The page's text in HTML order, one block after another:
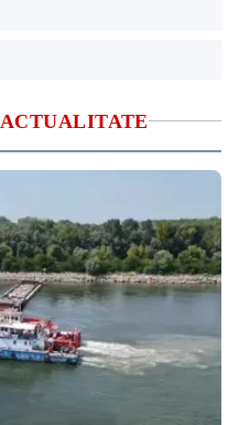
ACTUALITATE